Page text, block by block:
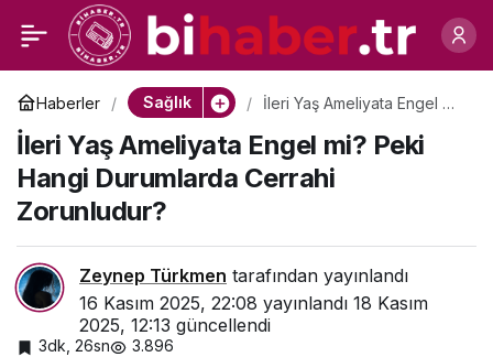
Haberler Sağlık
İleri Yaş Ameliyata Engel mi?
Cerrahi Zorunludur?
İleri Yaş Ameliyata Engel mi? Peki
Hangi Durumlarda Cerrahi
Zorunludur?
Zeynep Türkmen tarafından yayınlandı
16 Kasım 2025, 22:08 yayınlandı 18 Kasım
2025, 12:13 güncellendi
3dk, 26sn 3.896
Kanser Hastalıklarında
Beslenme
0 Paylaş